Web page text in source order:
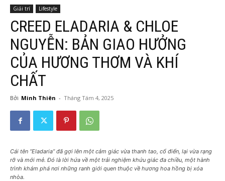
Giải trí Lifestyle
CREED ELADARIA & CHLOE
NGUYỄN: BẢN GIAO HƯỞNG
CỦA HƯƠNG THƠM VÀ KHÍ
CHẤT
Bởi Minh Thiên - Tháng Tám 4, 2025
Cái tên “Eladaria” đã gợi lên một cảm giác vừa thanh tao, cổ điển, lại vừa rạng
rỡ và mới mẻ. Đó là lời hứa về một trải nghiệm khứu giác đa chiều, một hành
trình khám phá nơi những ranh giới quen thuộc về hương hoa hồng bị xóa
nhòa.